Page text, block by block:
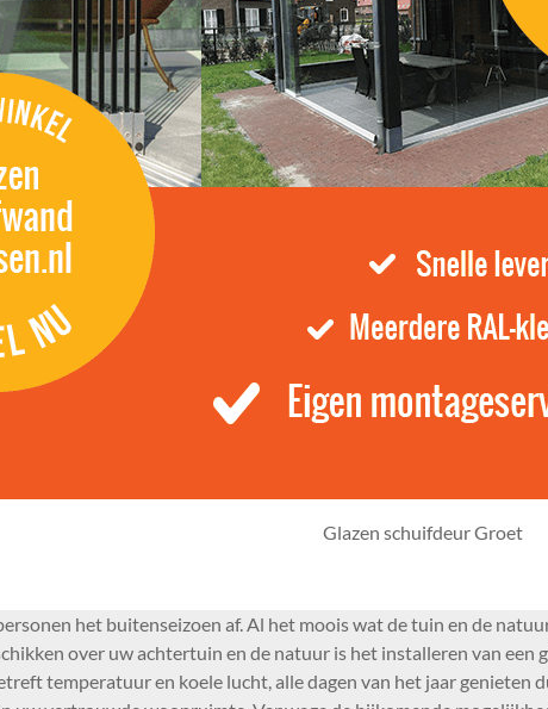
Glazen schuifdeur Groet
het buitenseizoen af. Al het moois wat de tuin en de
over uw achtertuin en de natuur is het installeren van
temperatuur en koele lucht, alle dagen van het jaar genieten